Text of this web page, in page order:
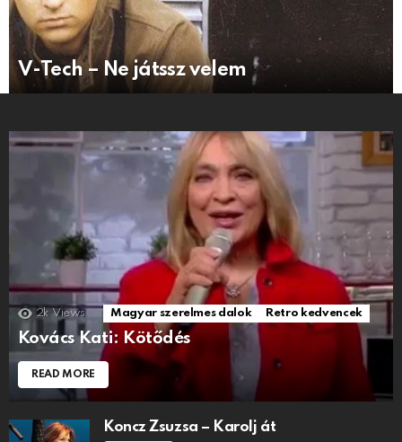
V-Tech – Ne játssz velem
2k Views Magyar szerelmes dalok Retro kedvencek
Kovács Kati: Kötődés
READ MORE
Koncz Zsuzsa – Karolj át